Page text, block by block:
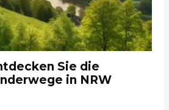
Sie die
in NRW